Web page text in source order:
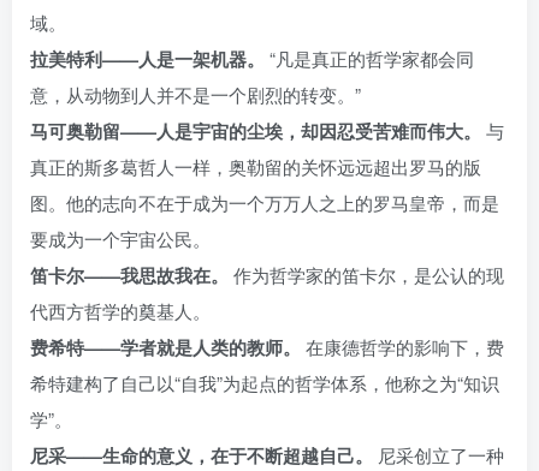
域。
拉美特利——人是一架机器。 “凡是真正的哲学家都会同
意，从动物到人并不是一个剧烈的转变。”
马可奥勒留——人是宇宙的尘埃，却因忍受苦难而伟大。 与
真正的斯多葛哲人一样，奥勒留的关怀远远超出罗马的版
图。他的志向不在于成为一个万万人之上的罗马皇帝，而是
要成为一个宇宙公民。
笛卡尔——我思故我在。 作为哲学家的笛卡尔，是公认的现
代西方哲学的奠基人。
费希特——学者就是人类的教师。 在康德哲学的影响下，费
希特建构了自己以“自我”为起点的哲学体系，他称之为“知识
学”。
尼采——生命的意义，在于不断超越自己。 尼采创立了一种